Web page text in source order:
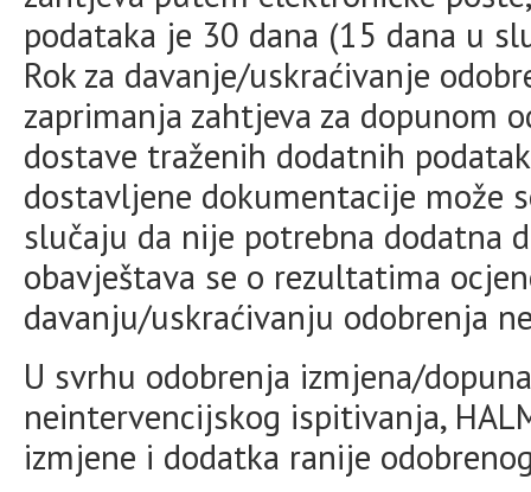
podataka je 30 dana (15 dana u
Rok za davanje/uskraćivanje
zaprimanja zahtjeva za dopunom
dostave traženih dodatnih
dostavljene dokumentacije može
slučaju da nije potrebna dodatna
obavještava se o rezultatima
davanju/uskraćivanju odobrenja
U svrhu odobrenja izmjena/
neintervencijskog ispitivanja,
izmjene i dodatka ranije